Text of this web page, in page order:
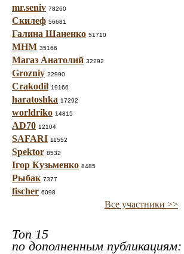
mr.seniv 78260
Скилеф 56681
Галина Шаненко 51710
МНМ 35166
Магаз Анатолий 32292
Grozniy 22990
Crakodil 19166
haratoshka 17292
worldriko 14815
AD70 12104
SAFARI 11552
Spektor 8532
Ігор Кузьменко 8485
Рыбак 7377
fischer 6098
Все участники >>
Топ 15
по дополненным публикациям: